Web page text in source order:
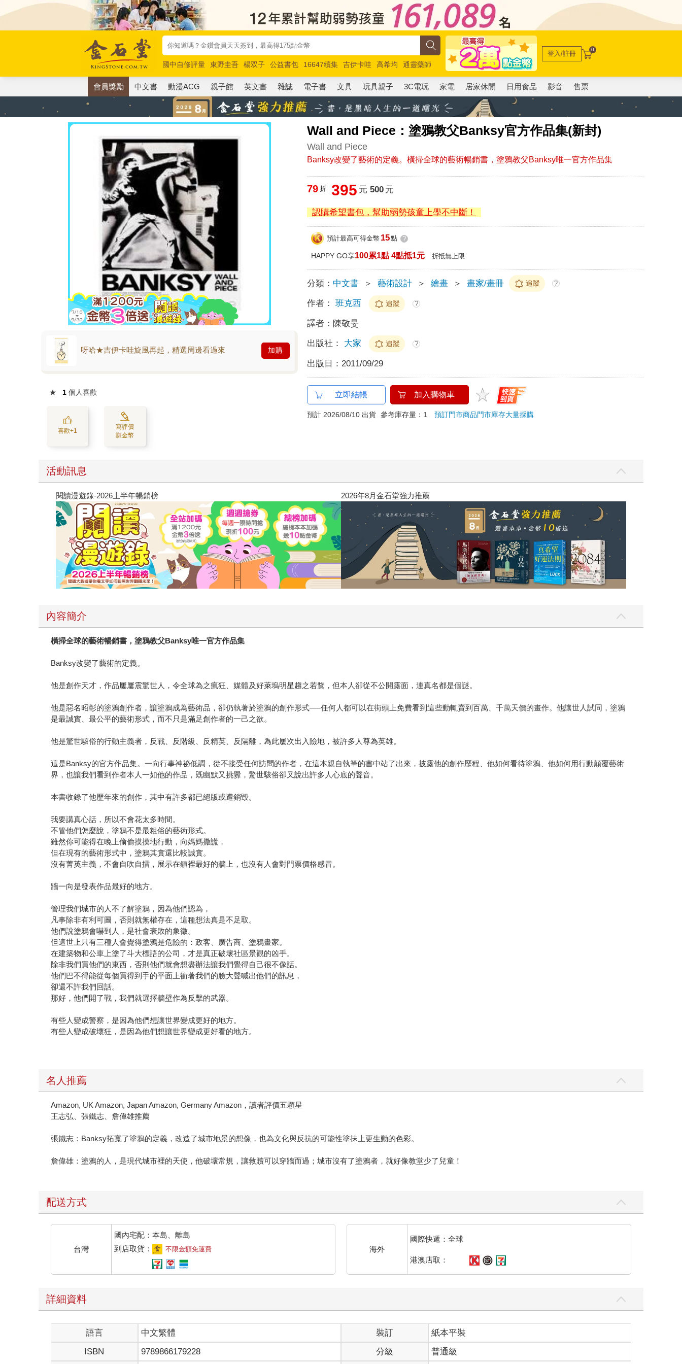
國中自修評量 東野圭吾 楊双子 公益書包 16647續集 吉伊卡哇 高希均
通靈藥師
唯紅花綻放
奧德賽 路邊攤新作 馬斯克 玩具總動員5 超慢跑
登入/註冊 0
會員獎勵 中文書 動漫ACG 親子館 英文書 雜誌 電子書 文具 玩具親子 3C電玩 家電 居家休閒 日用食品 影音 售票
Wall and Piece：塗鴉教父Banksy官方作品集(新封)
Wall and Piece
Banksy改變了藝術的定義。橫掃全球的藝術暢銷書，塗鴉教父Banksy唯一官方作品集
呀哈★吉伊卡哇旋風再起，精選周邊看過來 加購
★ 1 個人喜歡
喜歡+1
寫評價
賺金幣
79 折 395 元 500元
認購希望書包，幫助弱勢孩童上學不中斷！
預計最高可得金幣 15點 ?
HAPPY GO享100累1點 4點抵1元 折抵無上限
分類： 中文書 ＞ 藝術設計 ＞ 繪畫 ＞ 畫家/畫冊 追蹤 ?
作者： 班克西 追蹤 ?
譯者： 陳敬旻
出版社： 大家 追蹤 ?
出版日： 2011/09/29
立即結帳 加入購物車
預計 2026/08/10 出貨 參考庫存量：1預訂門市商品門市庫存大量採購
活動訊息
閱讀漫遊錄-2026上半年暢銷榜 2026年8月金石堂強力推薦
內容簡介
橫掃全球的藝術暢銷書，塗鴉教父Banksy唯一官方作品集
Banksy改變了藝術的定義。
他是創作天才，作品屢屢震驚世人，令全球為之瘋狂、媒體及好萊塢明星趨之若鶩，但本人卻從不公開露面，連真名都是個謎。
他是惡名昭彰的塗鴉創作者，讓塗鴉成為藝術品，卻仍執著於塗鴉的創作形式──任何人都可以在街頭上免費看到這些動輒賣到百萬、千萬天價的畫作。他讓世人試同，塗鴉
是最誠實、最公平的藝術形式，而不只是滿足創作者的一己之欲。
他是驚世駭俗的行動主義者，反戰、反階級、反精英、反隔離，為此屢次出入險地，被許多人尊為英雄。
這是Banksy的官方作品集。一向行事神祕低調，從不接受任何訪問的作者，在這本親自執筆的書中站了出來，披露他的創作歷程、他如何看待塗鴉、他如何用行動顛覆藝術
界，也讓我們看到作者本人一如他的作品，既幽默又挑釁，驚世駭俗卻又說出許多人心底的聲音。
本書收錄了他歷年來的創作，其中有許多都已絕版或遭銷毀。
我要講真心話，所以不會花太多時間。
不管他們怎麼說，塗鴉不是最粗俗的藝術形式。
雖然你可能得在晚上偷偷摸摸地行動，向媽媽撒謊，
但在現有的藝術形式中，塗鴉其實還比較誠實。
沒有菁英主義，不會自吹自擂，展示在鎮裡最好的牆上，也沒有人會對門票價格感冒。
牆一向是發表作品最好的地方。
管理我們城市的人不了解塗鴉，因為他們認為，
凡事除非有利可圖，否則就無權存在，這種想法真是不足取。
他們說塗鴉會嚇到人，是社會衰敗的象徵。
但這世上只有三種人會覺得塗鴉是危險的：政客、廣告商、塗鴉畫家。
在建築物和公車上塗了斗大標語的公司，才是真正破壞社區景觀的凶手。
除非我們買他們的東西，否則他們就會想盡辦法讓我們覺得自己很不像話。
他們巴不得能從每個買得到手的平面上衝著我們的臉大聲喊出他們的訊息，
卻還不許我們回話。
那好，他們開了戰，我們就選擇牆壁作為反擊的武器。
有些人變成警察，是因為他們想讓世界變成更好的地方。
有些人變成破壞狂，是因為他們想讓世界變成更好看的地方。
名人推薦
Amazon, UK Amazon, Japan Amazon, Germany Amazon，讀者評價五顆星
王志弘、張鐵志、詹偉雄推薦
張鐵志：Banksy拓寬了塗鴉的定義，改造了城市地景的想像，也為文化與反抗的可能性塗抹上更生動的色彩。
詹偉雄：塗鴉的人，是現代城市裡的天使，他破壞常規，讓救贖可以穿牆而過；城市沒有了塗鴉者，就好像教堂少了兒童！
配送方式
台灣
國內宅配：本島、離島
到店取貨：
不限金額免運費 海外
國際快遞：全球
港澳店取：
詳細資料
語言 中文繁體 裝訂
紙本平裝
ISBN
9789866179228 分級 普通級